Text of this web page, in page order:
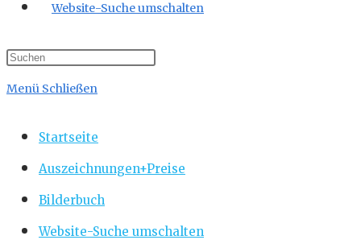
Website-Suche umschalten
Menü Schließen
Startseite
Auszeichnungen+Preise
Bilderbuch
Website-Suche umschalten